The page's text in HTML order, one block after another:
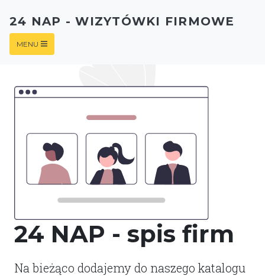
24 NAP - spis firm
Na bieżąco dodajemy do naszego katalogu
24 NAP - WIZYTÓWKI FIRMOWE
MENU